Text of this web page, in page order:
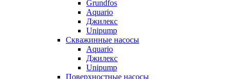
Grundfos
Aquario
Джилекс
Unipump
Скважинные насосы
Aquario
Джилекс
Unipump
Поверхностные насосы